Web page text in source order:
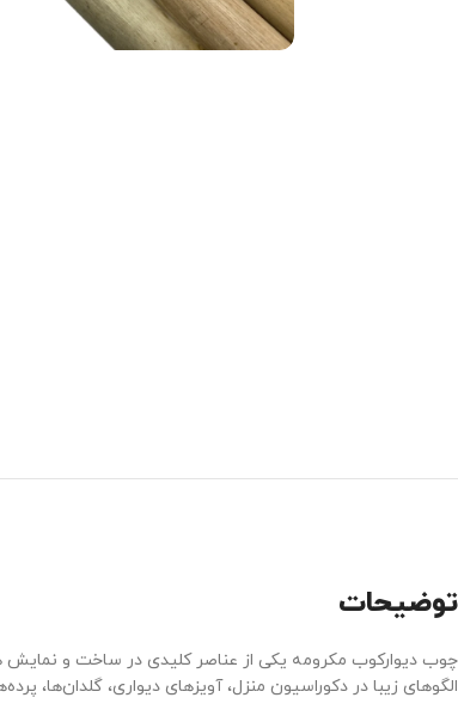
توضیحات
چوب دیوارکوب مکرومه یکی از عناصر کلیدی در ساخت و نمایش
الگوهای زیبا در دکوراسیون منزل، آویزهای دیواری، گلدان‌ها،